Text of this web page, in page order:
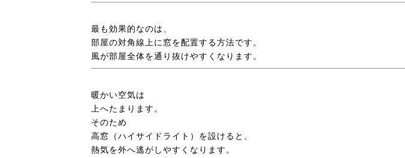
最も効果的なのは、
部屋の対角線上に窓を配置する方法です。
風が部屋全体を通り抜けやすくなります。
暖かい空気は
上へたまります。
そのため
高窓（ハイサイドライト）を設けると、
熱気を外へ逃がしやすくなります。